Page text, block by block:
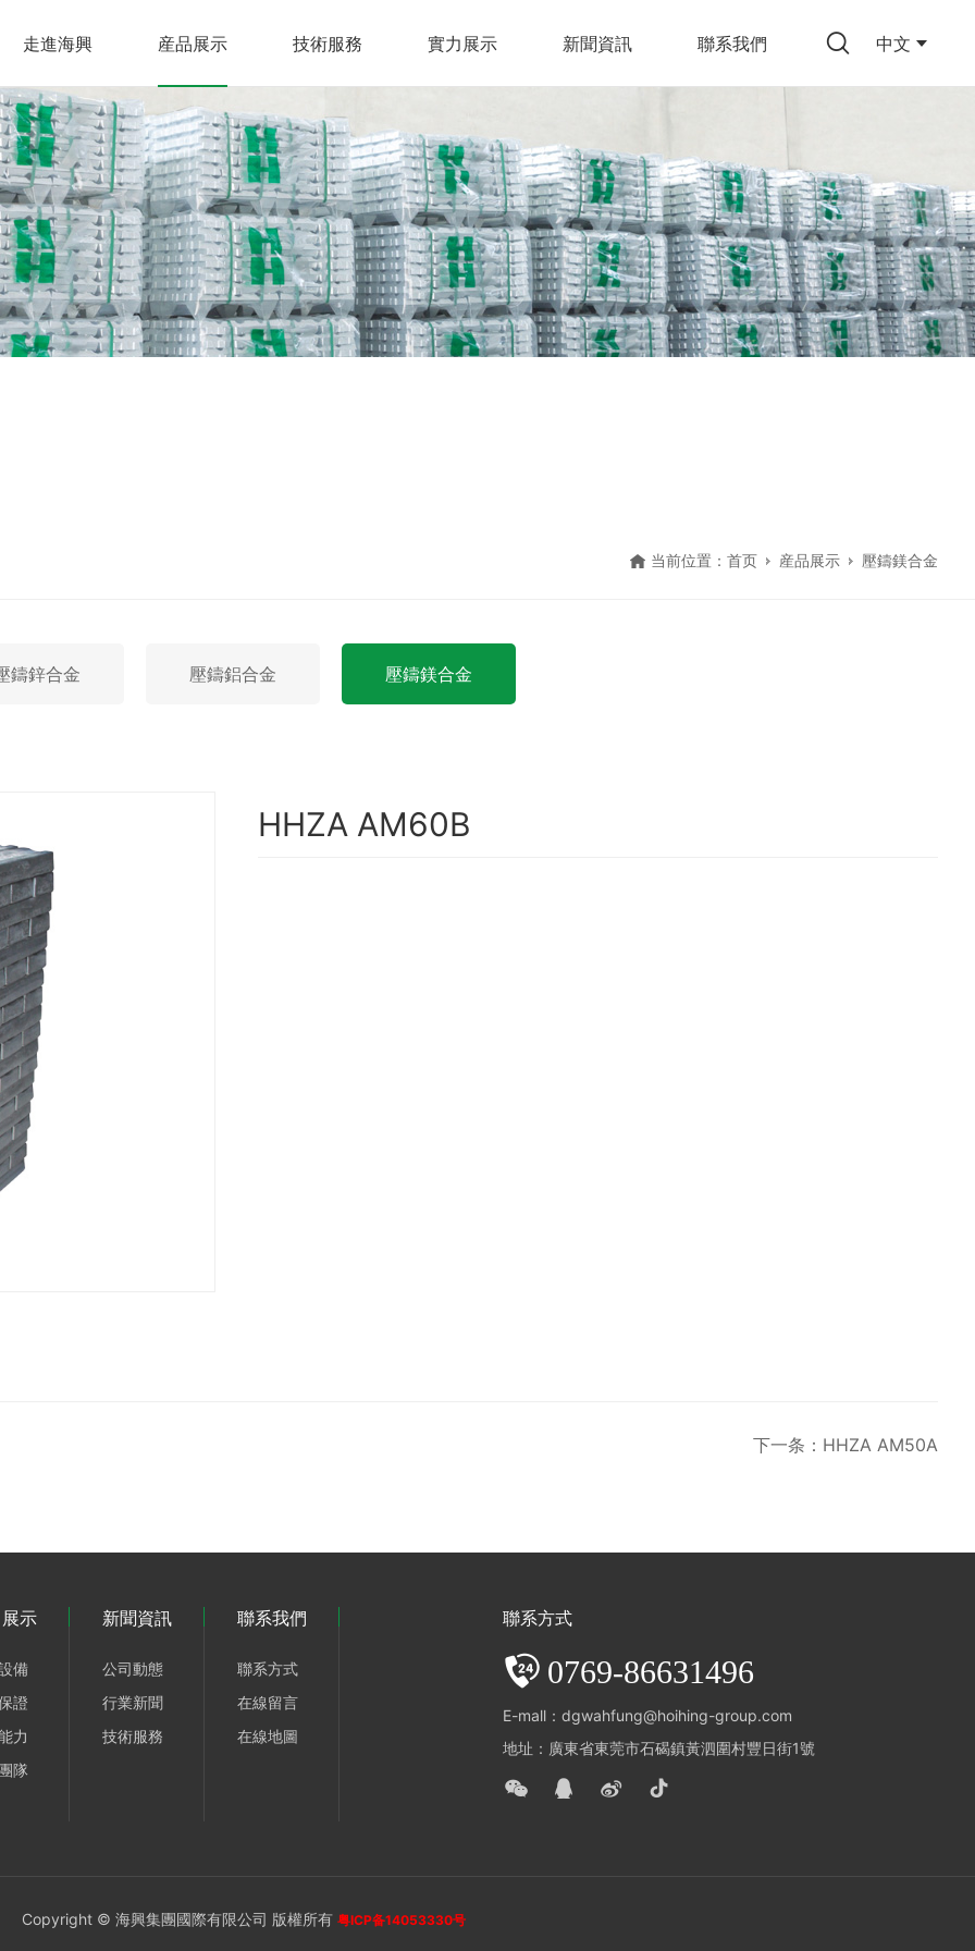
中文
走進海興 産品展示 技術服務 實力展示 新聞資訊 聯系我們
当前位置：首页 産品展示 壓鑄鎂合金
鑄鋅合金 壓鑄鋁合金 壓鑄鎂合金
HHZA AM60B
下一条：HHZA AM50A
示
備
證
力
隊
新聞資訊
公司動態
行業新聞
技術服務
聯系我們
聯系方式
在線留言
在線地圖
聯系方式
0769-86631496
E-mall：dgwahfung@hoihing-group.com
地址：廣東省東莞市石碣鎮黃泗圍村豐日街1號
Copyright © 海興集團國際有限公司 版權所有 粤ICP备14053330号